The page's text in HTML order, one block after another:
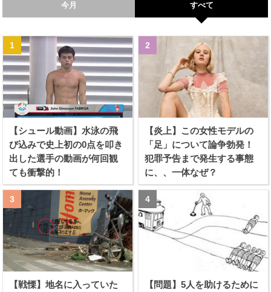
今月 すべて
【シュール動画】水泳の飛
び込みで史上初の0点を叩き
出した選手の動画が何回観
ても衝撃的！
【炎上】この女性モデルの
「足」について論争勃発！
犯罪予告まで発生する事態
に、、一体なぜ？
【戦慄】地名に入っていた
【問題】5人を助けるために